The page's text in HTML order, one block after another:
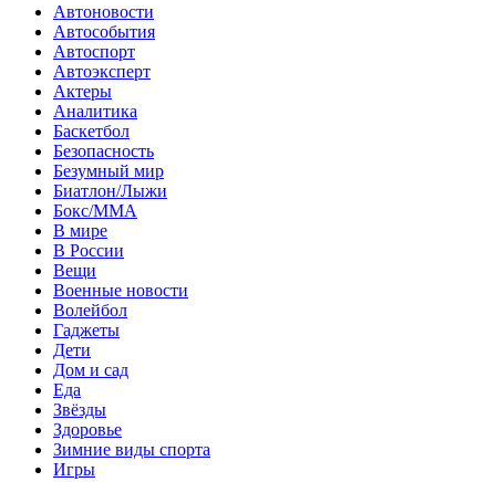
Автоновости
Автособытия
Автоспорт
Автоэксперт
Актеры
Аналитика
Баскетбол
Безопасность
Безумный мир
Биатлон/Лыжи
Бокс/MMA
В мире
В России
Вещи
Военные новости
Волейбол
Гаджеты
Дети
Дом и сад
Еда
Звёзды
Здоровье
Зимние виды спорта
Игры